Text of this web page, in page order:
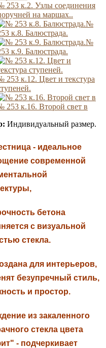
253 к.2. Узлы соединения
на маршах..
№
к.8. Балюстрада.
№
к.9. Балюстрада.
253 к.12. Цвет и текстура
253 к.16. Второй свет в
Индивидуальный размер.
- идеальное
современной
бетона
с визуальной
стекла.
для интерьеров,
безупречный стиль,
и простор.
из закаленного
стекла цвета
- подчеркивает